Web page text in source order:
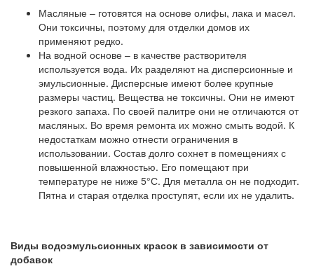
Масляные – готовятся на основе олифы, лака и масел.
Они токсичны, поэтому для отделки домов их
применяют редко.
На водной основе – в качестве растворителя
используется вода. Их разделяют на дисперсионные и
эмульсионные. Дисперсные имеют более крупные
размеры частиц. Вещества не токсичны. Они не имеют
резкого запаха. По своей палитре они не отличаются от
масляных. Во время ремонта их можно смыть водой. К
недостаткам можно отнести ограничения в
использовании. Состав долго сохнет в помещениях с
повышенной влажностью. Его помещают при
температуре не ниже 5°С. Для металла он не подходит.
Пятна и старая отделка проступят, если их не удалить.
Виды водоэмульсионных красок в зависимости от
добавок